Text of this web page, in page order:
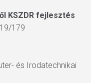
KSZDR fejlesztés
179
és Irodatechnikai